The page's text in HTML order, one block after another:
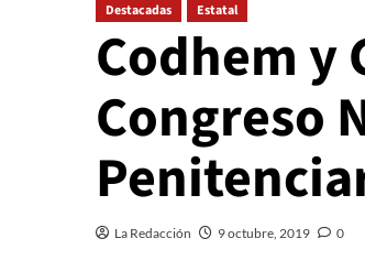
Destacadas Estatal
Codhem y
Congreso
La Redacción 9 octubre, 2019 0